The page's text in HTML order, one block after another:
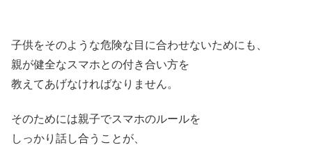
子供をそのような危険な目に合わせないためにも、
親が健全なスマホとの付き合い方を
教えてあげなければなりません。
そのためには親子でスマホのルールを
しっかり話し合うことが、